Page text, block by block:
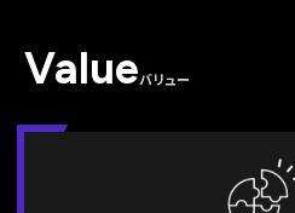
Valueバリュー